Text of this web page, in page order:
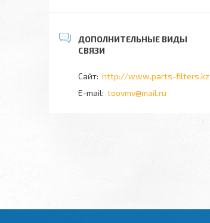
http://www.parts-filters.kz
toovmv@mail.ru